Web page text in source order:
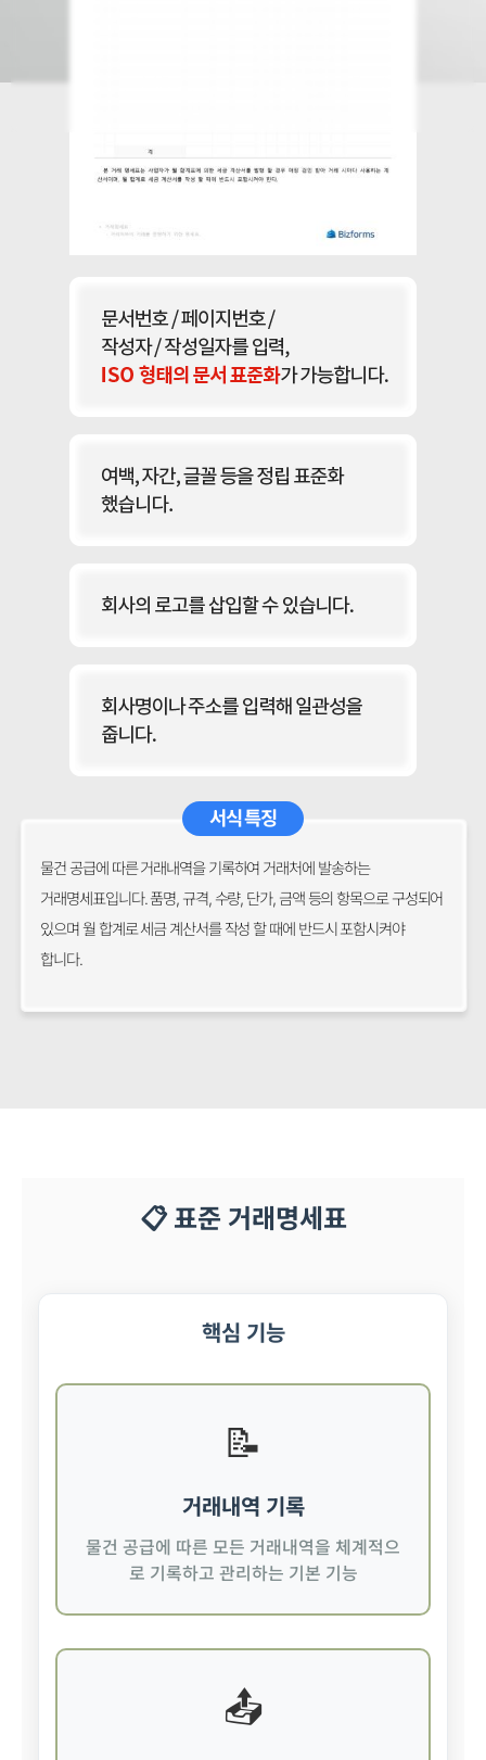
서식 특징
물건 공급에 따른 거래내역을 기록하여 거래처에 발송하는
거래명세표입니다. 품명, 규격, 수량, 단가, 금액 등의 항목으로 구성되어
있으며 월 합계로 세금 계산서를 작성 할 때에 반드시 포함시켜야
합니다.
📋 표준 거래명세표
핵심 기능
📝
거래내역 기록
물건 공급에 따른 모든 거래내역을 체계적으
로 기록하고 관리하는 기본 기능
📤